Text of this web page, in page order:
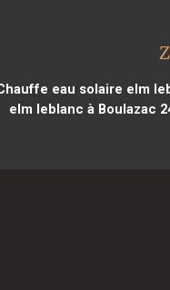
eau solaire elm
elm leblanc à Boulazac